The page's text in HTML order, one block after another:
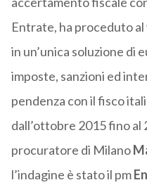
Entrate, ha proceduto
in un’unica soluzione di
imposte, sanzioni ed
pendenza con il fisco
dall’ottobre 2015 fino al
procuratore di Milano
l’indagine è stato il pm